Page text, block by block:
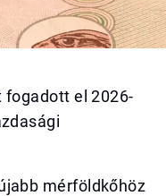
fogadott el 2026-
mérföldkőhöz